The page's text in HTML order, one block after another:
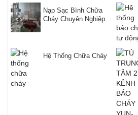
Nạp Sạc Bình Chữa
Cháy Chuyên Nghiệp
Hệ Thống Chữa Cháy